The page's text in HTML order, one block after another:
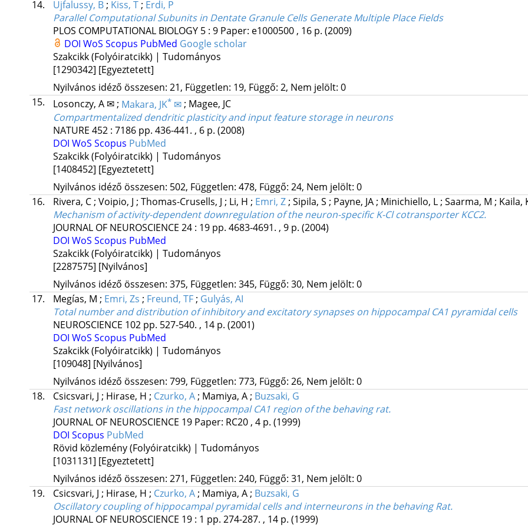
14. Ujfalussy, B; Kiss, T; Erdi, P
Parallel Computational Subunits in Dentate Granule Cells Generate Multiple Place Fields
PLOS COMPUTATIONAL BIOLOGY 5: 9 Paper: e1000500 , 16 p. (2009)
DOI WoS Scopus PubMed Google scholar
Szakcikk (Folyóiratcikk) | Tudományos
[1290342] [Egyeztetett]
Nyilvános idéző összesen: 21, Független: 19, Függő: 2, Nem jelölt: 0
15.
Losonczy, A ✉; Makara, JK*✉; Magee, JC
Compartmentalized dendritic plasticity and input feature storage in neurons
NATURE 452: 7186 pp. 436-441. , 6 p. (2008)
DOI WoS Scopus PubMed
Szakcikk (Folyóiratcikk) | Tudományos
[1408452] [Egyeztetett]
Nyilvános idéző összesen: 502, Független: 478, Függő: 24, Nem jelölt: 0
16.
Rivera, C ; Voipio, J ; Thomas-Crusells, J ; Li, H ; Emri, Z ; Sipila, S ; Payne, JA ; Minichiello, L ; Saarma, M ; Kaila,
Mechanism of activity-dependent downregulation of the neuron-specific K-Cl cotransporter KCC2.
JOURNAL OF NEUROSCIENCE 24: 19 pp. 4683-4691. , 9 p. (2004)
DOI WoS Scopus PubMed
Szakcikk (Folyóiratcikk) | Tudományos
[2287575] [Nyilvános]
Nyilvános idéző összesen: 375, Független: 345, Függő: 30, Nem jelölt: 0
17.
Megías, M ; Emri, Zs ; Freund, TF ; Gulyás, AI
Total number and distribution of inhibitory and excitatory synapses on hippocampal CA1 pyramidal cells
NEUROSCIENCE 102 pp. 527-540. , 14 p. (2001)
DOI WoS Scopus PubMed
Szakcikk (Folyóiratcikk) | Tudományos
[109048] [Nyilvános]
Nyilvános idéző összesen: 799, Független: 773, Függő: 26, Nem jelölt: 0
18.
Csicsvari, J ; Hirase, H ; Czurko, A ; Mamiya, A ; Buzsaki, G
Fast network oscillations in the hippocampal CA1 region of the behaving rat.
JOURNAL OF NEUROSCIENCE 19 Paper: RC20 , 4 p. (1999)
DOI Scopus PubMed
Rövid közlemény (Folyóiratcikk) | Tudományos
[1031131] [Egyeztetett]
Nyilvános idéző összesen: 271, Független: 240, Függő: 31, Nem jelölt: 0
19.
Csicsvari, J ; Hirase, H ; Czurko, A ; Mamiya, A ; Buzsaki, G
Oscillatory coupling of hippocampal pyramidal cells and interneurons in the behaving Rat.
JOURNAL OF NEUROSCIENCE 19: 1 pp. 274-287. , 14 p. (1999)